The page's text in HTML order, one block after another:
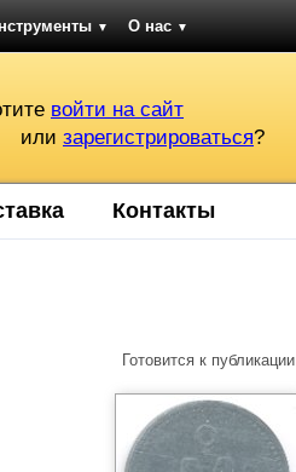
▼ О нас ▼
войти на сайт
или зарегистрироваться?
Контакты
Готовится к публикации